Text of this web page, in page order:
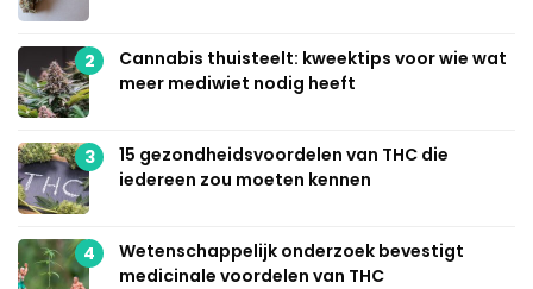
2
Cannabis thuisteelt: kweektips voor wie wat
meer mediwiet nodig heeft
3
15 gezondheidsvoordelen van THC die
iedereen zou moeten kennen
4
Wetenschappelijk onderzoek bevestigt
medicinale voordelen van THC